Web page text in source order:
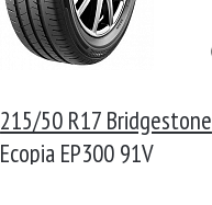
215/50 R17 Bridgestone
Ecopia EP300 91V